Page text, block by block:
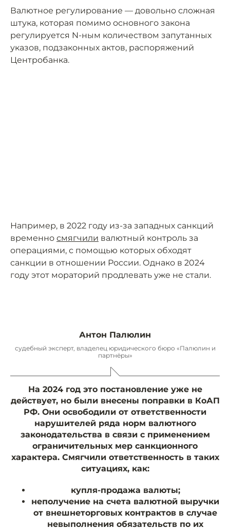
Валютное регулирование — довольно сложная
штука, которая помимо основного закона
регулируется N-ным количеством запутанных
указов, подзаконных актов, распоряжений
Центробанка.
Например, в 2022 году из-за западных санкций
временно смягчили валютный контроль за
операциями, с помощью которых обходят
санкции в отношении России. Однако в 2024
году этот мораторий продлевать уже не стали.
Антон Палюлин
судебный эксперт, владелец юридического бюро «Палюлин и
партнёры»
На 2024 год это постановление уже не
действует, но были внесены поправки в КоАП
РФ. Они освободили от ответственности
нарушителей ряда норм валютного
законодательства в связи с применением
ограничительных мер санкционного
характера. Смягчили ответственность в таких
ситуациях, как:
купля-продажа валюты;
неполучение на счета валютной выручки
от внешнеторговых контрактов в случае
невыполнения обязательств по их